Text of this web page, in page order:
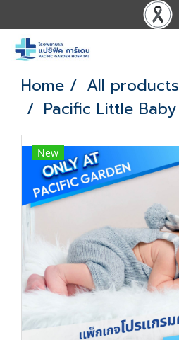
Home All products
Pacific Little Baby
New